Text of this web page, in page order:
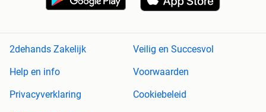
2dehands Zakelijk
Veilig en Succesvol
Help en info
Voorwaarden
Privacyverklaring
Cookiebeleid